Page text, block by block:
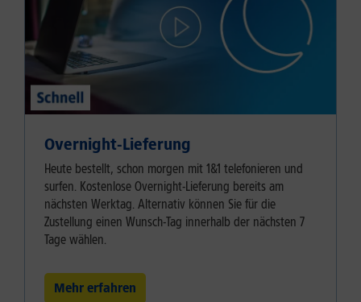
Overnight-Lieferung
Heute bestellt, schon morgen mit 1&1 telefonieren und
surfen. Kostenlose Overnight-Lieferung bereits am
nächsten Werktag. Alternativ können Sie für die
Zustellung einen Wunsch-Tag innerhalb der nächsten 7
Tage wählen.
Mehr erfahren